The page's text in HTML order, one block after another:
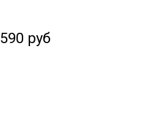
590 руб